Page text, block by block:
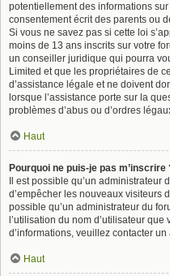
potentiellement des informations
consentement écrit des parents ou
Si vous ne savez pas si cette loi
moins de 13 ans inscrits sur votre
un conseiller juridique qui pourra
Limited et que les propriétaires de
d’assistance légale et ne doivent
lorsque l’assistance porte sur la
problèmes d’abus ou d’ordres
Haut
Pourquoi ne puis-je pas m’inscrire
Il est possible qu’un
d’empêcher les nouveaux visiteurs
possible qu’un administrateur du
l’utilisation du nom d’utilisateur
d’informations, veuillez contacter
Haut